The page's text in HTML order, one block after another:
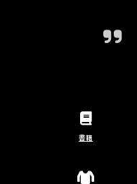
書籍